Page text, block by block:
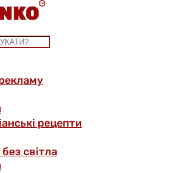
рецепти
світла